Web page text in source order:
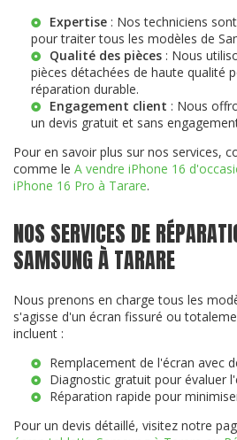
Expertise : Nos techniciens
pour traiter tous les modèles de
Qualité des pièces : Nous
pièces détachées de haute qualité
réparation durable.
Engagement client : Nous
un devis gratuit et sans
Pour en savoir plus sur nos services,
comme le A vendre iPhone 16
iPhone 16 Pro à Tarare.
NOS SERVICES DE
SAMSUNG À TARARE
Nous prenons en charge tous les
s'agisse d'un écran fissuré ou
incluent :
Remplacement de l'écran avec
Diagnostic gratuit pour évaluer
Réparation rapide pour
Pour un devis détaillé, visitez notre